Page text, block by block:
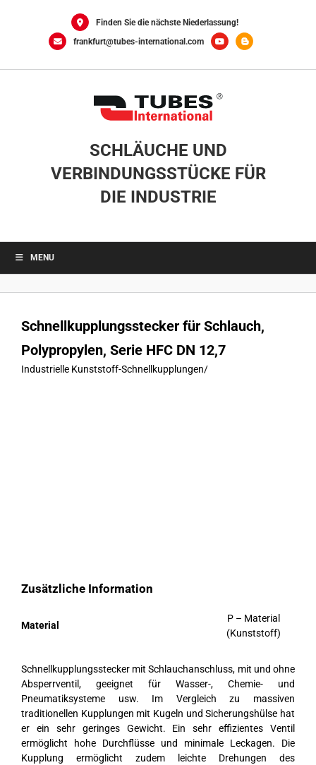
Finden Sie die nächste Niederlassung!
frankfurt@tubes-international.com
SCHLÄUCHE UND
VERBINDUNGSSTÜCKE FÜR
DIE INDUSTRIE
MENU
Schnellkupplungsstecker für Schlauch,
Polypropylen, Serie HFC DN 12,7
Industrielle Kunststoff-Schnellkupplungen/
Zusätzliche Information
Material
P – Material
(Kunststoff)
Schnellkupplungsstecker mit Schlauchanschluss, mit und ohne
Absperrventil, geeignet für Wasser-, Chemie- und
Pneumatiksysteme usw. Im Vergleich zu massiven
traditionellen Kupplungen mit Kugeln und Sicherungshülse hat
er ein sehr geringes Gewicht. Ein sehr effizientes Ventil
ermöglicht hohe Durchflüsse und minimale Leckagen. Die
Kupplung ermöglicht zudem leichte Drehungen des